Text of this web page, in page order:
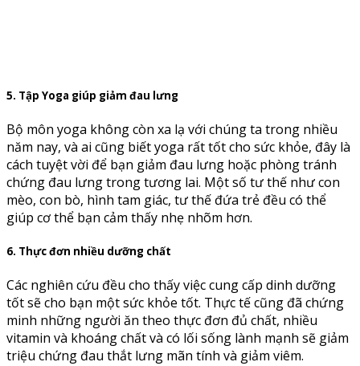
5. Tập Yoga giúp giảm đau lưng
Bộ môn yoga không còn xa lạ với chúng ta trong nhiều
năm nay, và ai cũng biết yoga rất tốt cho sức khỏe, đây là
cách tuyệt vời để bạn giảm đau lưng hoặc phòng tránh
chứng đau lưng trong tương lai. Một số tư thế như con
mèo, con bò, hình tam giác, tư thế đứa trẻ đều có thể
giúp cơ thể bạn cảm thấy nhẹ nhõm hơn.
6. Thực đơn nhiều dưỡng chất
Các nghiên cứu đều cho thấy việc cung cấp dinh dưỡng
tốt sẽ cho bạn một sức khỏe tốt. Thực tế cũng đã chứng
minh những người ăn theo thực đơn đủ chất, nhiều
vitamin và khoáng chất và có lối sống lành mạnh sẽ giảm
triệu chứng đau thắt lưng mãn tính và giảm viêm.